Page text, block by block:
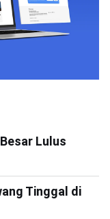
Lulus
Tinggal di